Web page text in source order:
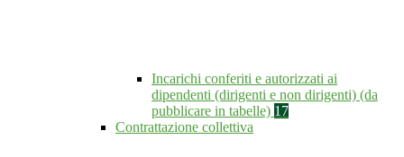
Incarichi conferiti e autorizzati ai
dipendenti (dirigenti e non dirigenti) (da
pubblicare in tabelle) 17
Contrattazione collettiva